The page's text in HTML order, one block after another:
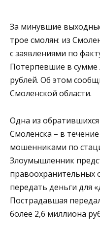
За минувшие
трое смолян: из
с заявлениями по
Потерпевшие в
рублей. Об этом
Смоленской области.
Одна из
Смоленска – в
мошенниками по
Злоумышленник
правоохранительных
передать деньги для
Пострадавшая
более 2,6 миллиона